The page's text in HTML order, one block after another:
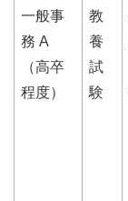
一般事
務 A
（高卒
程度）
教
養
試
験